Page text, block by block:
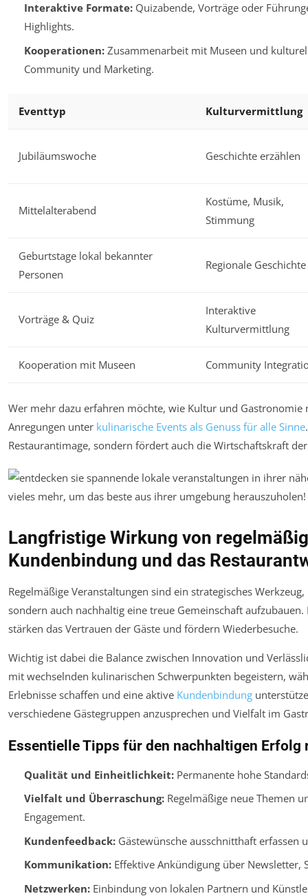
Interaktive Formate:Quizabende, Vorträge oder
Highlights.
Kooperationen:Zusammenarbeit mit Museen und
Community und Marketing.
Eventtyp Kulturvermittlung
Jubiläumswoche Geschichte erzählen
Mittelalterabend
Kostüme, Musik,
Stimmung
Geburtstage lokal bekannter
Personen
Regionale Geschichte
Vorträge & Quiz
Interaktive
Kulturvermittlung
Kooperation mit Museen Community
Wer mehr dazu erfahren möchte, wie Kultur und
Anregungen unter kulinarische Events als Genuss für alle Sinne
Restaurantimage, sondern fördert auch die Wirtschaftskraft
Langfristige Wirkung von
Kundenbindung und das
Regelmäßige Veranstaltungen sind ein strategisches
sondern auch nachhaltig eine treue Gemeinschaft
stärken das Vertrauen der Gäste und fördern Wiederbesuche.
Wichtig ist dabei die Balance zwischen Innovation und
mit wechselnden kulinarischen Schwerpunkten begeistern,
Erlebnisse schaffen und eine aktive Kundenbindung
verschiedene Gästegruppen anzusprechen und Vielfalt im
Essentielle Tipps für den nachhaltigen Erfolg
Qualität und Einheitlichkeit:Permanente hohe
Vielfalt und Überraschung:Regelmäßige neue Themen
Engagement.
Kundenfeedback:Gästewünsche ausschnitthaft erfassen
Kommunikation:Effektive Ankündigung über Newsletter,
Netzwerken:Einbindung von lokalen Partnern und